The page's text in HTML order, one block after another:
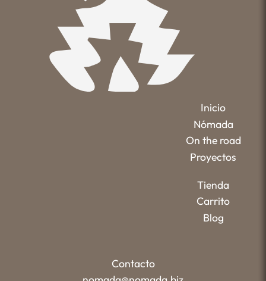
Inicio
Nómada
On the road
Proyectos
Tienda
Carrito
Blog
Contacto